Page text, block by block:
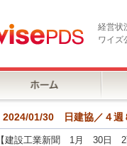
経営状
ワイズ
2024/01/30 日建協／４週
【建設工業新聞 1月 30日 2